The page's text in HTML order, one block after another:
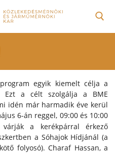
egyik kiemelt célja a
Ezt a célt szolgálja a BME
idén már harmadik éve kerül
6-án reggel, 09:00 és 10:00
a kerékpárral érkező
a Sóhajok Hídjánál (a
folyosó). Charaf Hassan, a